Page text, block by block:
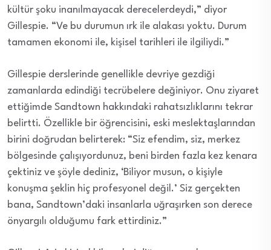
kültür şoku inanılmayacak derecelerdeydi,” diyor
Gillespie. “Ve bu durumun ırk ile alakası yoktu. Durum
tamamen ekonomi ile, kişisel tarihleri ile ilgiliydi.”
Gillespie derslerinde genellikle devriye gezdiği
zamanlarda edindiği tecrübelere değiniyor. Onu ziyaret
ettiğimde Sandtown hakkındaki rahatsızlıklarını tekrar
belirtti. Özellikle bir öğrencisini, eski meslektaşlarından
birini doğrudan belirterek: “Siz efendim, siz, merkez
bölgesinde çalışıyordunuz, beni birden fazla kez kenara
çektiniz ve şöyle dediniz, ‘Biliyor musun, o kişiyle
konuşma şeklin hiç profesyonel değil.’ Siz gerçekten
bana, Sandtown’daki insanlarla uğraşırken son derece
önyargılı olduğumu fark ettirdiniz.”